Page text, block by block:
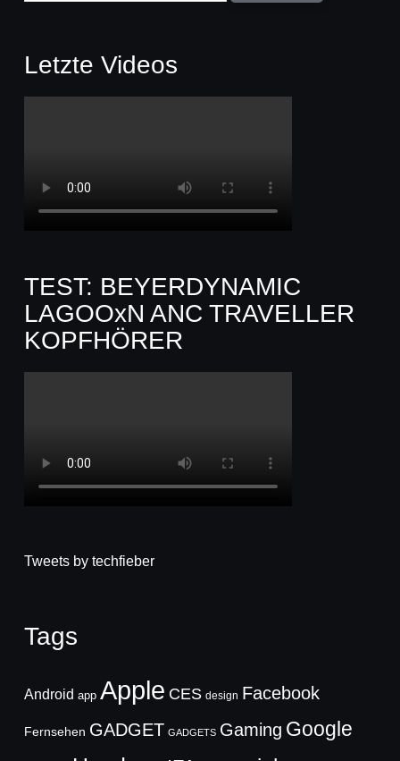
Letzte Videos
TEST: BEYERDYNAMIC
LAGOOxN ANC TRAVELLER
KOPFHÖRER
Tweets by techfieber
Tags
Android app Apple CES design Facebook
Fernsehen GADGET GADGETS Gaming Google